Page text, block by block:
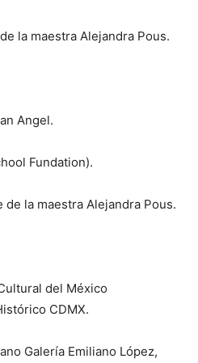
la maestra Alejandra Pous.
Angel.
Fundation).
la maestra Alejandra Pous.
del México
CDMX.
Galería Emiliano López,